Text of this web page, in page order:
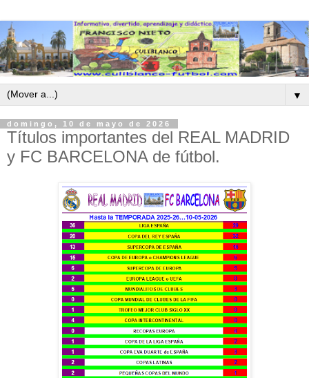
▼
domingo, 10 de mayo de 2026
Títulos importantes del REAL MADRID
y FC BARCELONA de fútbol.